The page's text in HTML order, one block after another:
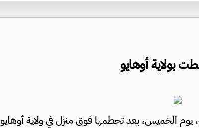
بولاية أوهايو
الخميس، بعد تحطمها فوق منزل في ولاية أوهايو